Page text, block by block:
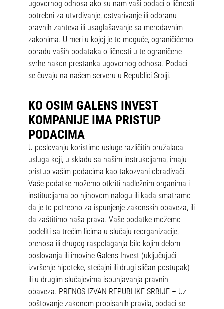
ugovornog odnosa ako su nam vaši podaci o ličnosti
potrebni za utvrđivanje, ostvarivanje ili odbranu
pravnih zahteva ili usaglašavanje sa merodavnim
zakonima. U meri u kojoj je to moguće, ograničićemo
obradu vaših podataka o ličnosti u te ograničene
svrhe nakon prestanka ugovornog odnosa. Podaci
se čuvaju na našem serveru u Republici Srbiji.
KO OSIM GALENS INVEST
KOMPANIJE IMA PRISTUP
PODACIMA
U poslovanju koristimo usluge različitih pružalaca
usluga koji, u skladu sa našim instrukcijama, imaju
pristup vašim podacima kao takozvani obrađivači.
Vaše podatke možemo otkriti nadležnim organima i
institucijama po njihovom nalogu ili kada smatramo
da je to potrebno za ispunjenje zakonskih obaveza, ili
da zaštitimo naša prava. Vaše podatke možemo
podeliti sa trećim licima u slučaju reorganizacije,
prenosa ili drugog raspolaganja bilo kojim delom
poslovanja ili imovine Galens Invest (uključujući
izvršenje hipoteke, stečajni ili drugi sličan postupak)
ili u drugim slučajevima ispunjavanja pravnih
obaveza. PRENOS IZVAN REPUBLIKE SRBIJE – Uz
poštovanje zakonom propisanih pravila, podaci se